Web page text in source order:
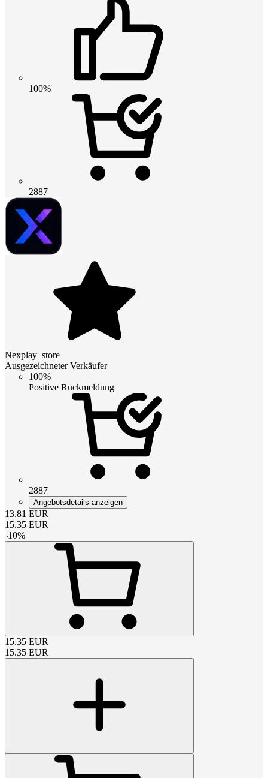
100%
2887
Nexplay_store
Ausgezeichneter Verkäufer
100%
Positive Rückmeldung
2887
Angebotsdetails anzeigen
13.81 EUR
15.35 EUR
-10%
15.35 EUR
15.35 EUR